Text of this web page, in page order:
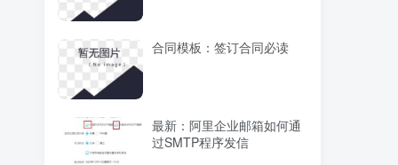
合同模板：签订合同必读
最新：阿里企业邮箱如何通
过SMTP程序发信